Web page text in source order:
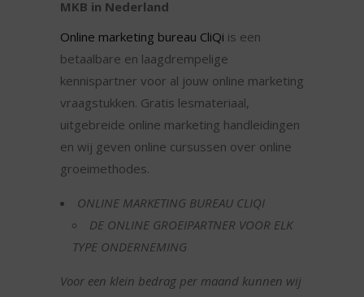
MKB in Nederland
Online marketing bureau CliQi is een
betaalbare en laagdrempelige
kennispartner voor al jouw online marketing
vraagstukken. Gratis lesmateriaal,
uitgebreide online marketing handleidingen
en wij geven online cursussen over online
groeimethodes.
ONLINE MARKETING BUREAU CLIQI
DE ONLINE GROEIPARTNER VOOR ELK
TYPE ONDERNEMING
Voor een klein bedrag per maand kunnen wij